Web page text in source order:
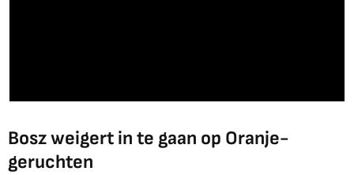
Bosz weigert in te gaan op Oranje-
geruchten